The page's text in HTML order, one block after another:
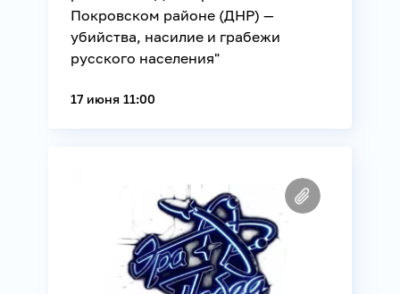
Покровском районе (ДНР) —
убийства, насилие и грабежи
русского населения"
17 июня 11:00